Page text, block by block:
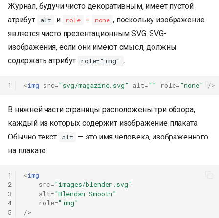
Журнал, будучи чисто декоративным, имеет пустой
атрибут
alt и role = none , поскольку изображение
является чисто презентационным SVG. SVG-
изображения, если они имеют смысл, должны
содержать атрибут
role="img" .
1 <img src="svg/magazine.svg" alt="" role="none" />
В нижней части страницы расположены три обзора,
каждый из которых содержит изображение плаката.
Обычно текст
alt
— это имя человека, изображенного
на плакате.
1
2
3
4
5
<img
src="images/blender.svg"
alt="Blendan Smooth"
role="img"
/>